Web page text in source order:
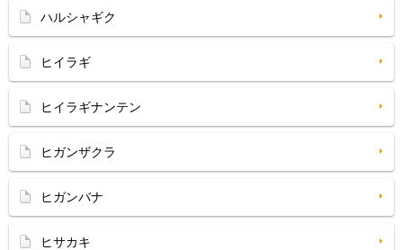
ハルシャギク
ヒイラギ
ヒイラギナンテン
ヒガンザクラ
ヒガンバナ
ヒサカキ